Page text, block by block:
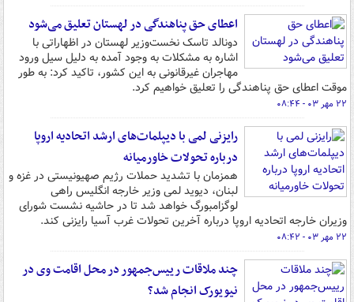
اعطای حق پناهندگی در لهستان تعلیق می‌شود
دونالد تاسک نخست‌وزیر لهستان در اظهاراتی با
اشاره به مشکلات به وجود آمده به دلیل سیل ورود
مهاجران غیرقانونی به این کشور، تاکید کرد: به طور
موقت اعطای حق پناهندگی را تعلیق خواهیم کرد.
۲۲ مهر ۰۳ - ۰۸:۴۴
رایزنی لمی با دیپلمات‌های ارشد اتحادیه اروپا
درباره تحولات خاورمیانه
همزمان با تشدید حملات رژیم صهیونیستی در غزه و
لبنان، دیوید لمی وزیر خارجه انگلیس راهی
لوگزامبورگ خواهد شد تا در حاشیه نشست شورای
وزیران خارجه اتحادیه اروپا درباره آخرین تحولات غرب آسیا رایزنی کند.
۲۲ مهر ۰۳ - ۰۸:۴۲
چند ملاقات‌ رییس‌جمهور در محل اقامت وی در
نیویورک انجام شد؟